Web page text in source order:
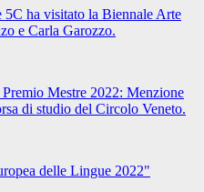
ha visitato la Biennale Arte
e Carla Garozzo.
Mestre 2022: Menzione
di studio del Circolo Veneto.
delle Lingue 2022"